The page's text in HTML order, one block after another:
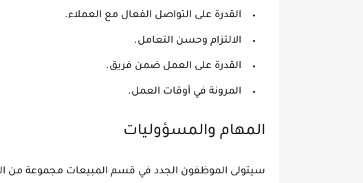
القدرة على التواصل الفعال مع العملاء.
الالتزام وحسن التعامل.
القدرة على العمل ضمن فريق.
المرونة في أوقات العمل.
المهام والمسؤوليات
سيتولى الموظفون الجدد في قسم المبيعات مجموعة من